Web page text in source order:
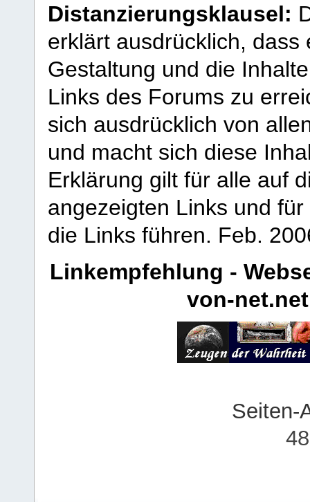
Distanzierungsklausel:
erklärt ausdrücklich,
Gestaltung und die
Links des Forums zu
sich ausdrücklich von
und macht sich diese
Erklärung gilt für alle auf
angezeigten Links und
die Links führen. Feb.
Linkempfehlung -
von-net.net
Seiten-